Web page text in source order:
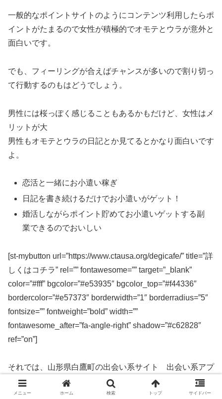
一般的なポイントサイトのようにコンテンツ利用したらポ
イントがたまるので女性が積極的でオモテとウラが意外と
面白いです。
でも、フィーリングが合えばチャンスが多いので割り切っ
て行動するのもはどうでしょう。
男性には桜っぽく感じることもあるかもだけど、女性はメ
リットが大
男性もオモテとウラの日記とか見てるとかなり面白いです
よ。
恋活と一緒にお小遣い稼ぎ
日記を書き続けるだけでお小遣いがゲット！
婚活しながらポイント貯めてお小遣いゲットする副
業できるのでおいしい
[st-mybutton url=”https://www.ctausa.org/degicafe/” title=”詳
しくはコチラ” rel=”” fontawesome=”” target=”_blank”
color=”#fff” bgcolor=”#e53935″ bgcolor_top=”#f44336″
bordercolor=”#e57373″ borderwidth=”1″ borderradius=”5″
fontsize=”” fontweight=”bold” width=””
fontawesome_after=”fa-angle-right” shadow=”#c62828″
ref=”on”]
それでは、山形県白鷹町の出会い系サイト 出会い系アプ
リを実際に使ってみた感想などを解説します。
メニュー ホーム 検索 トップ サイドバー